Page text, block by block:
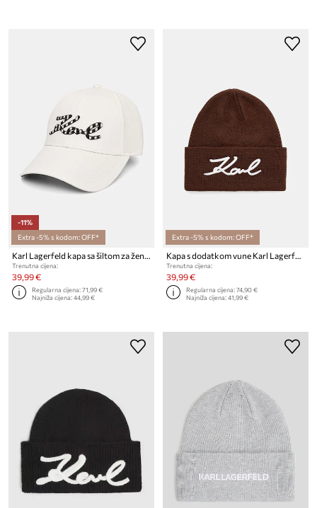
-11%
Extra -5% s kodom: OFF*
Karl Lagerfeld kapa sa šiltom za žene pamučna K/SIGNATURE
Trenutna cijena:
39,99 €
Regularna cijena:71,99 €
Najniža cijena:44,99 €
Extra -5% s kodom: OFF*
Kapa s dodatkom vune Karl Lagerfeld K/SIGNATURE
Trenutna cijena:
39,99 €
Regularna cijena:74,90 €
Najniža cijena:41,99 €